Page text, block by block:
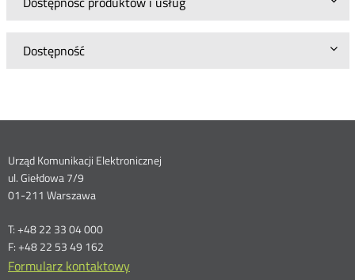
Dostępność
Dane
kontaktowe
Urząd Komunikacji Elektronicznej
ul. Giełdowa 7/9
01-211 Warszawa
T: +48 22 33 04 000
F: +48 22 53 49 162
Formularz kontaktowy